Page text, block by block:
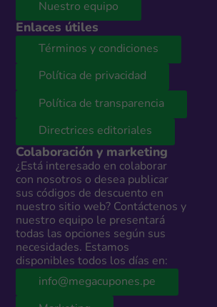
Nuestro equipo
Enlaces útiles
Términos y condiciones
Política de privacidad
Política de transparencia
Directrices editoriales
Colaboración y marketing
¿Está interesado en colaborar
con nosotros o desea publicar
sus códigos de descuento en
nuestro sitio web? Contáctenos y
nuestro equipo le presentará
todas las opciones según sus
necesidades. Estamos
disponibles todos los días en:
info@megacupones.pe